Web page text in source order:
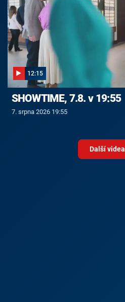
12:15
SHOWTIME, 7.8. v 19:55
7. srpna 2026 19:55
Další videa